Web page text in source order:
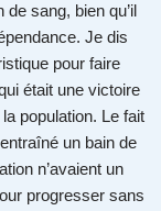
sang, bien qu’il
Je dis
pour faire
était une victoire
population. Le fait
un bain de
n’avaient un
progresser sans